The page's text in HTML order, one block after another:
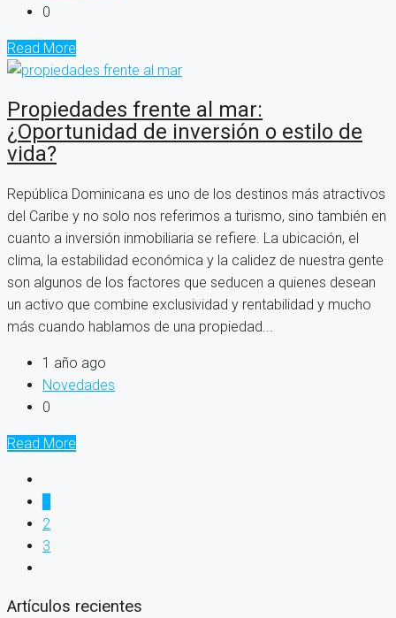
0
Read More
Propiedades frente al mar:
¿Oportunidad de inversión o estilo de
vida?
República Dominicana es uno de los destinos más atractivos
del Caribe y no solo nos referimos a turismo, sino también en
cuanto a inversión inmobiliaria se refiere. La ubicación, el
clima, la estabilidad económica y la calidez de nuestra gente
son algunos de los factores que seducen a quienes desean
un activo que combine exclusividad y rentabilidad y mucho
más cuando hablamos de una propiedad...
1 año ago
Novedades
0
Read More
2
3
Artículos recientes